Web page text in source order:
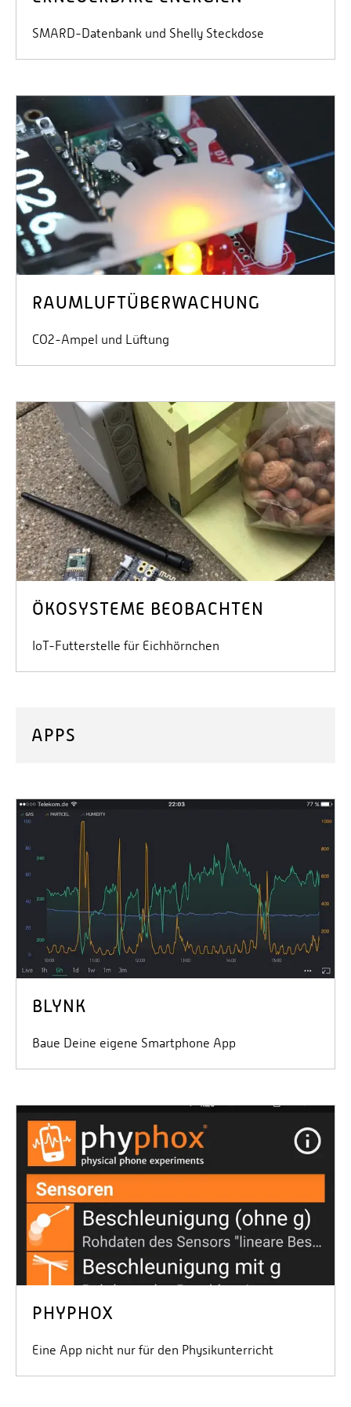
SMARD-Datenbank und Shelly Steckdose
RAUMLUFTÜBERWACHUNG
CO2-Ampel und Lüftung
ÖKOSYSTEME BEOBACHTEN
IoT-Futterstelle für Eichhörnchen
APPS
BLYNK
Baue Deine eigene Smartphone App
PHYPHOX
Eine App nicht nur für den Physikunterricht